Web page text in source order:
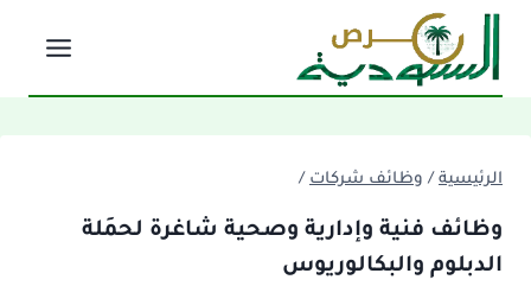
التجاوز
المحتوى
الرئيسية / وظائف شركات /
وظائف فنية وإدارية وصحية شاغرة لحمَلة
الدبلوم والبكالوريوس